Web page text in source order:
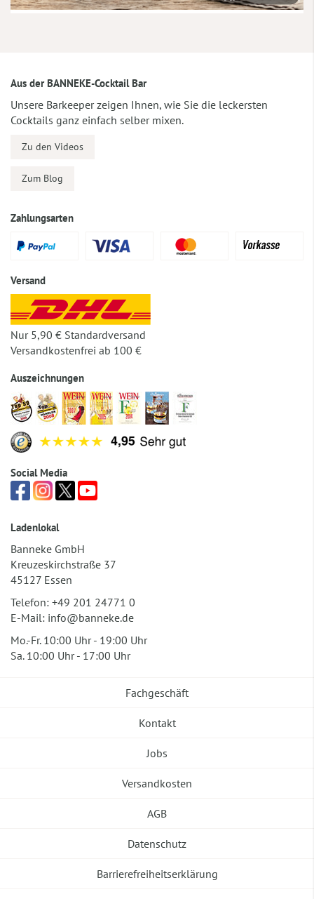
Aus der BANNEKE-Cocktail Bar
Unsere Barkeeper zeigen Ihnen, wie Sie die leckersten
Cocktails ganz einfach selber mixen.
Zu den Videos
Zum Blog
Zahlungsarten
Versand
Nur 5,90 € Standardversand
Versandkostenfrei ab 100 €
Auszeichnungen
Social Media
Ladenlokal
Banneke GmbH
Kreuzeskirchstraße 37
45127 Essen
Telefon: +49 201 24771 0
E-Mail: info@banneke.de
Mo.-Fr. 10:00 Uhr - 19:00 Uhr
Sa. 10:00 Uhr - 17:00 Uhr
Fachgeschäft
Kontakt
Jobs
Versandkosten
AGB
Datenschutz
Barrierefreiheitserklärung